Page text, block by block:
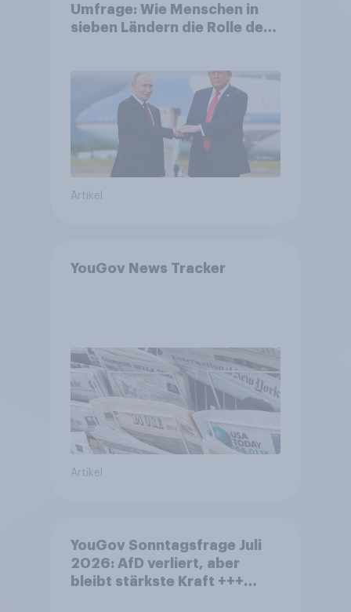
Umfrage: Wie Menschen in
sieben Ländern die Rolle der
Bedrohungen und Bündnisse
bewerten
Artikel
YouGov News Tracker
Artikel
YouGov Sonntagsfrage Juli
2026: AfD verliert, aber
bleibt stärkste Kraft +++